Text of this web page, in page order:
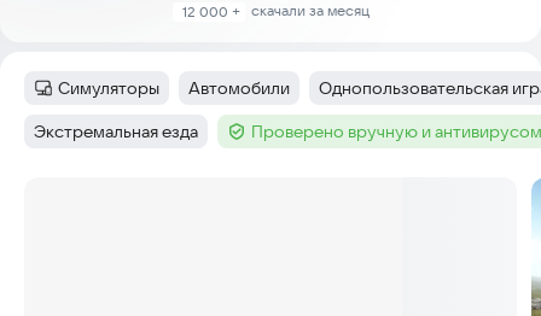
12 000 + скачали за месяц
Категория:
Симуляторы Тег:
Автомобили Тег:
Однопользовательская
Тег:
Экстремальная езда Тег :Проверено вручную и антивирусом